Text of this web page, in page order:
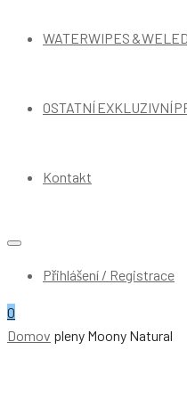
WATERWIPES &
OSTATNÍ EXKLUZIVNÍ
Kontakt
Přihlášení / Registrace
0
Domov pleny Moony Natural